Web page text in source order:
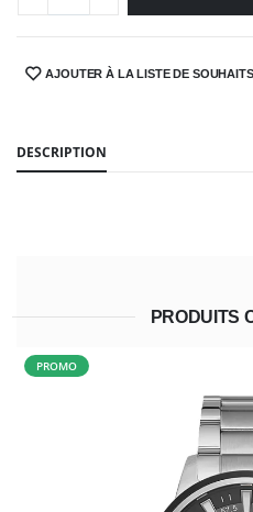
SHARE:AJOUTER À LA LISTE DE SOUHAITS
DESCRIPTION
PRODUITS
PROMO